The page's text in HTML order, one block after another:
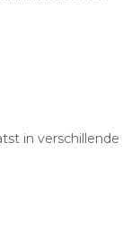
in verschillende